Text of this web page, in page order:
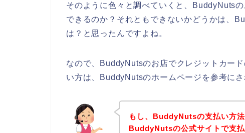
そのように色々と調べていくと、BuddyNuts
できるのか？それともできないかどうかは、
は？と思ったんですよね。
なので、BuddyNutsのお店でクレジットカー
い方は、BuddyNutsのホームページを参考にさ
もし、BuddyNutsの支払い方法
BuddyNutsの公式サイトで支